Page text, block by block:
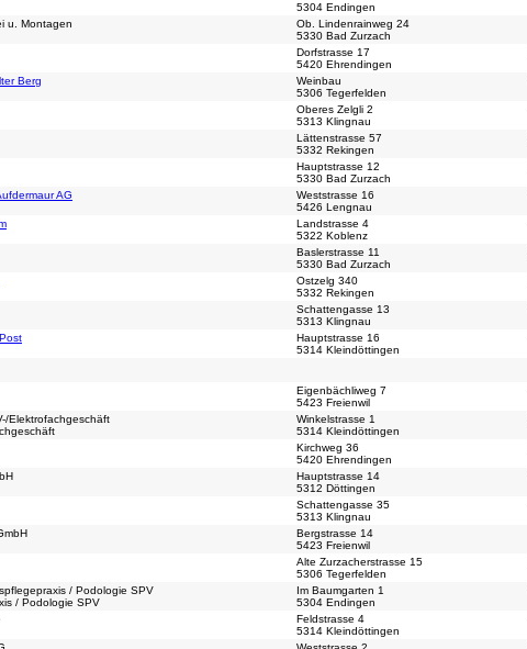
5304 Endingen
u. Montagen
Ob. Lindenrainweg 24
5330 Bad Zurzach
Dorfstrasse 17
5420 Ehrendingen
Berg
Weinbau
5306 Tegerfelden
Oberes Zelgli 2
5313 Klingnau
Lättenstrasse 57
5332 Rekingen
Hauptstrasse 12
5330 Bad Zurzach
AG
Weststrasse 16
5426 Lengnau
Landstrasse 4
5322 Koblenz
Baslerstrasse 11
5330 Bad Zurzach
Ostzelg 340
5332 Rekingen
Schattengasse 13
5313 Klingnau
Hauptstrasse 16
5314 Kleindöttingen
Eigenbächliweg 7
5423 Freienwil
Elektrofachgeschäft
Winkelstrasse 1
5314 Kleindöttingen
Kirchweg 36
5420 Ehrendingen
Hauptstrasse 14
5312 Döttingen
Schattengasse 35
5313 Klingnau
Bergstrasse 14
5423 Freienwil
Alte Zurzacherstrasse 15
5306 Tegerfelden
/ Podologie SPV
/ Podologie SPV
Im Baumgarten 1
5304 Endingen
Feldstrasse 4
5314 Kleindöttingen